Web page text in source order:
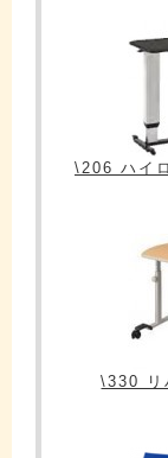
\206 ハイ
\330 リ